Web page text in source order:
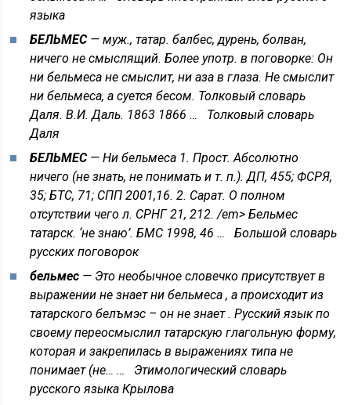
языка
БЕЛЬМЕС— муж., татар. балбес, дурень, болван,
ничего не смыслящий. Более употр. в поговорке: Он
ни бельмеса не смыслит, ни аза в глаза. Не смыслит
ни бельмеса, а суется бесом. Толковый словарь
Даля. В.И. Даль. 1863 1866 … Толковый словарь
Даля
БЕЛЬМЕС— Ни бельмеса 1. Прост. Абсолютно
ничего (не знать, не понимать и т. п.). ДП, 455; ФСРЯ,
35; БТС, 71; СПП 2001,16. 2. Сарат. О полном
отсутствии чего л. СРНГ 21, 212. /em> Бельмес
татарск. ‘не знаю’. БМС 1998, 46 …Большой словарь
русских поговорок
бельмес — Это необычное словечко присутствует в
выражении не знает ни бельмеса , а происходит из
татарского белъмэс – он не знает . Русский язык по
своему переосмыслил татарскую глагольную форму,
которая и закрепилась в выражениях типа не
понимает (не… … Этимологический словарь
русского языка Крылова